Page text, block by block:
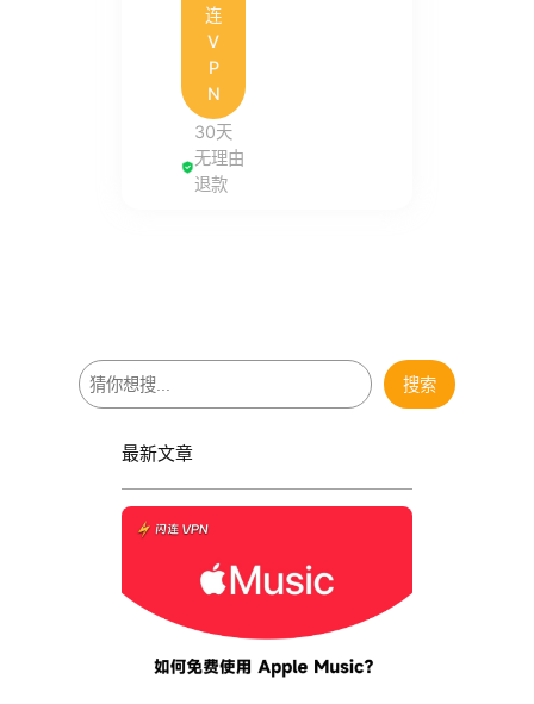
连
V
P
N
30天
无理由
退款
搜
索
搜索
最新文章